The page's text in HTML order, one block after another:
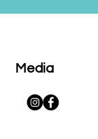
Media